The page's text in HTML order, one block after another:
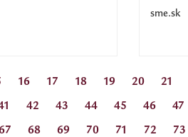
sme.sk
16 17 18 19 20 21
42 43 44 45 46 47
68 69 70 71 72 73